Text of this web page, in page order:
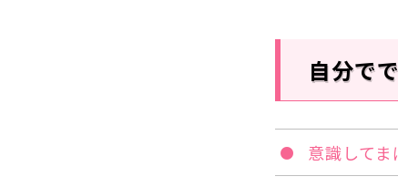
自分で
意識して